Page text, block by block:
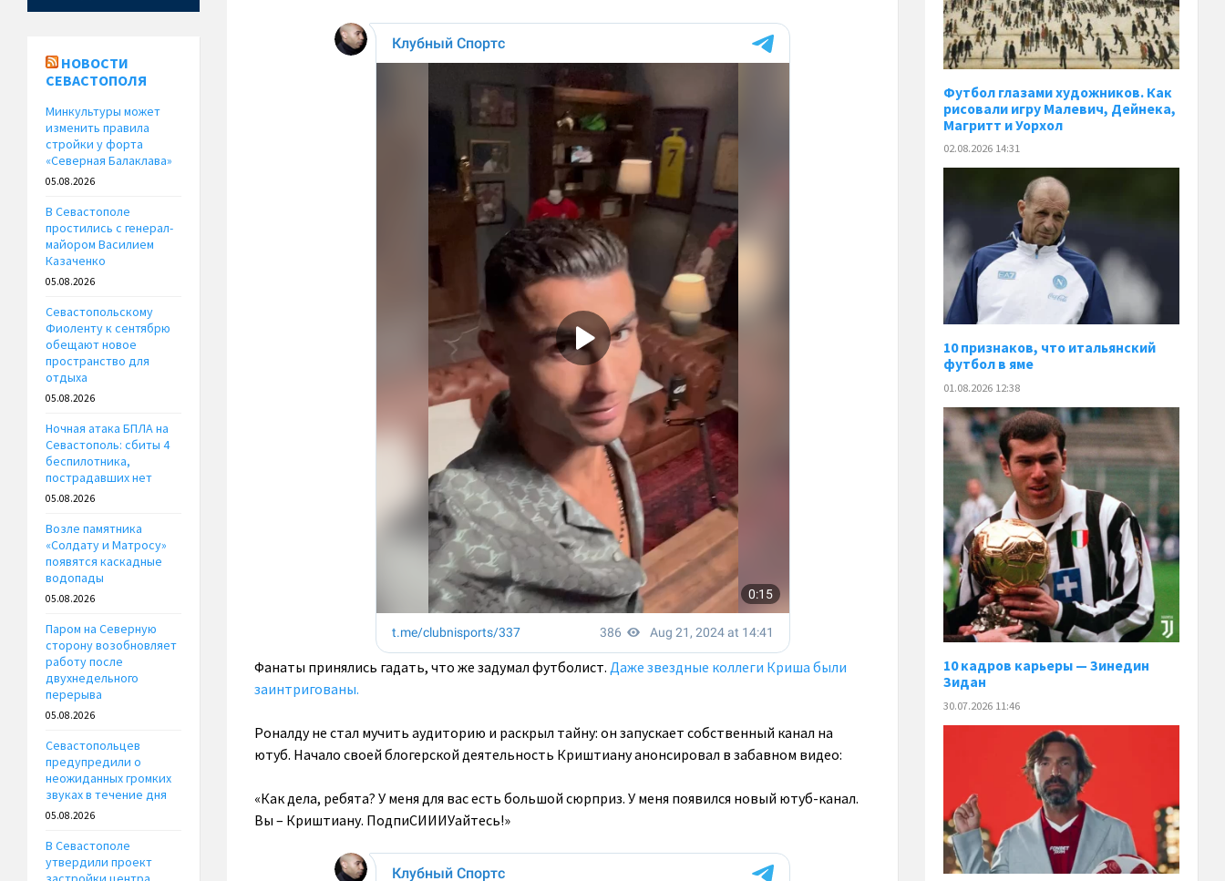
Фанаты принялись гадать, что же задумал футболист. Даже звездные коллеги Криша были
заинтригованы.
Роналду не стал мучить аудиторию и раскрыл тайну: он запускает собственный канал на
ютуб. Начало своей блогерской деятельность Криштиану анонсировал в забавном видео:
«Как дела, ребята? У меня для вас есть большой сюрприз. У меня появился новый ютуб-канал.
Вы – Криштиану. ПодпиСИИИУайтесь!»
НОВОСТИ
СЕВАСТОПОЛЯ
Минкультуры может
изменить правила
стройки у форта
«Северная Балаклава»
05.08.2026
В Севастополе
простились с генерал-
майором Василием
Казаченко
05.08.2026
Севастопольскому
Фиоленту к сентябрю
обещают новое
пространство для
отдыха
05.08.2026
Ночная атака БПЛА на
Севастополь: сбиты 4
беспилотника,
пострадавших нет
05.08.2026
Возле памятника
«Солдату и Матросу»
появятся каскадные
водопады
05.08.2026
Паром на Северную
сторону возобновляет
работу после
двухнедельного
перерыва
05.08.2026
Севастопольцев
предупредили о
неожиданных громких
звуках в течение дня
05.08.2026
В Севастополе
утвердили проект
Футбол глазами художников. Как
рисовали игру Малевич, Дейнека,
Магритт и Уорхол
02.08.2026 14:31
10 признаков, что итальянский
футбол в яме
01.08.2026 12:38
10 кадров карьеры — Зинедин
Зидан
30.07.2026 11:46